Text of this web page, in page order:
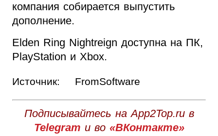
компания собирается выпустить
дополнение.
Elden Ring Nightreign доступна на ПК,
PlayStation и Xbox.
Источник: FromSoftware
Подписывайтесь на App2Top.ru в
Telegram и во «ВКонтакте»